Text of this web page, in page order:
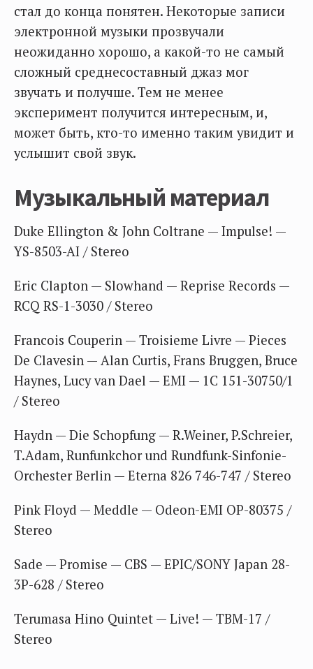
стал до конца понятен. Некоторые записи
электронной музыки прозвучали
неожиданно хорошо, а какой-то не самый
сложный среднесоставный джаз мог
звучать и получше. Тем не менее
эксперимент получится интересным, и,
может быть, кто-то именно таким увидит и
услышит свой звук.
Музыкальный материал
Duke Ellington & John Coltrane — Impulse! —
YS-8503-AI / Stereo
Eric Clapton — Slowhand — Reprise Records —
RCQ RS-1-3030 / Stereo
Francois Couperin — Troisieme Livre — Pieces
De Clavesin — Alan Curtis, Frans Bruggen, Bruce
Haynes, Lucy van Dael — EMI — 1C 151-30750/1
/ Stereo
Haydn — Die Schopfung — R.Weiner, P.Schreier,
T.Adam, Runfunkchor und Rundfunk-Sinfonie-
Orchester Berlin — Eterna 826 746-747 / Stereo
Pink Floyd — Meddle — Odeon-EMI OP-80375 /
Stereo
Sade — Promise — CBS — EPIC/SONY Japan 28-
3P-628 / Stereo
Terumasa Hino Quintet — Live! — TBM-17 /
Stereo